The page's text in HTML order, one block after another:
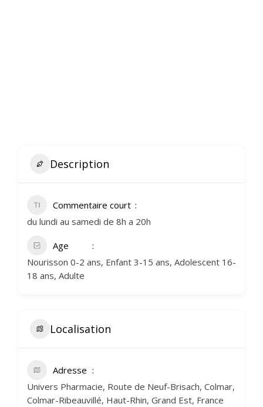
Description
Commentaire court
du lundi au samedi de 8h a 20h
Age
Nourisson 0-2 ans, Enfant 3-15 ans, Adolescent 16-
18 ans, Adulte
Localisation
Adresse
Univers Pharmacie, Route de Neuf-Brisach, Colmar,
Colmar-Ribeauvillé, Haut-Rhin, Grand Est, France